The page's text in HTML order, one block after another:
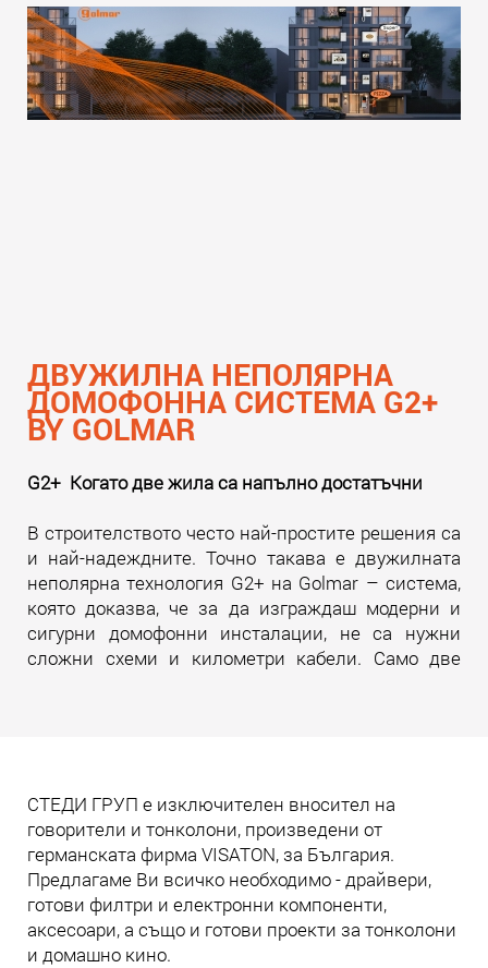
потребители, така и за професионалистите в
бранша.Прочети още
ДВУЖИЛНА НЕПОЛЯРНА
ДОМОФОННА СИСТЕМА G2+
BY GOLMAR
G2+ Когато две жила са напълно достатъчни
В строителството често най-простите решения са
и най-надеждните. Точно такава е двужилната
неполярна технология G2+ на Golmar – система,
която доказва, че за да изграждаш модерни и
сигурни домофонни инсталации, не са нужни
сложни схеми и километри кабели. Само две
СТЕДИ ГРУП е изключителен вносител на
говорители и тонколони, произведени от
германската фирма VISATON, за България.
Предлагаме Ви всичко необходимо - драйвери,
готови филтри и електронни компоненти,
аксесоари, а също и готови проекти за тонколони
и домашно кино.